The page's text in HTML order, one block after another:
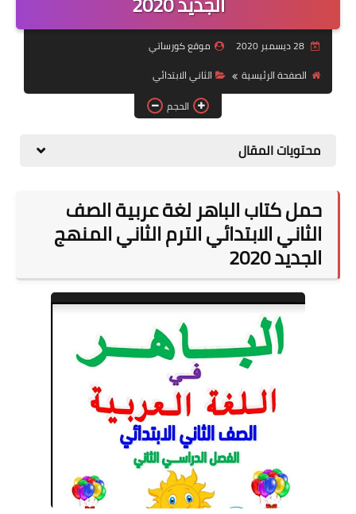
موضوعات
تكنولوجيا
28 ديسمبر 2020
موقع كورساتي
الصفحة الرئيسية
الثاني الابتدائي
الحجم
محتويات المقال
حمل كتاب الباهر لغة عربية الصف
الثاني الابتدائي الترم الثاني المنهج
الجديد 2020